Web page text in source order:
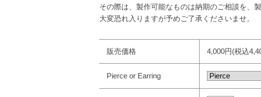
その際は、製作可能なものは納期のご相談を、
大変恐れ入りますが予めご了承くださいませ。
販売価格 4,000円(税込
Pierce or Earring